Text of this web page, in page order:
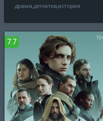
драма,детектив,история
7.7